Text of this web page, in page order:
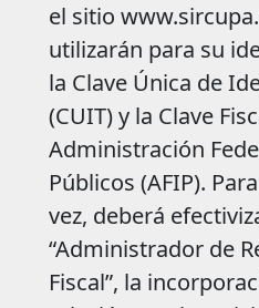
el sitio
utilizarán para su
la Clave Única de
(CUIT) y la Clave
Administración
Públicos (AFIP).
vez, deberá
“Administrador de
Fiscal”, la